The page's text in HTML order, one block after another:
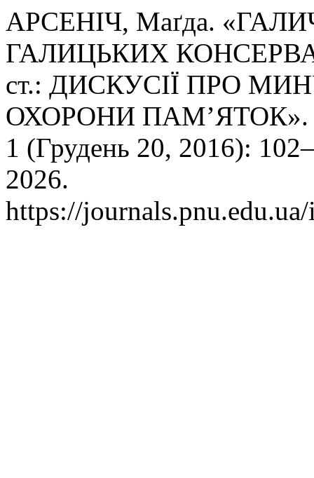
АРСЕНІЧ, Маґда.
ГАЛИЦЬКИХ
ст.: ДИСКУСІЇ ПРО
ОХОРОНИ
1 (Грудень 20, 2016):
2026.
https://